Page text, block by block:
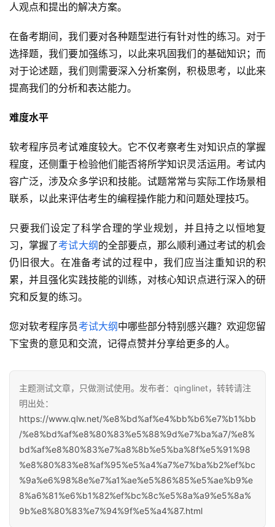
人观点和提出的解决方案。
在备考期间，我们要对各种题型进行有针对性的练习。对于
选择题，我们要加强练习，以此来巩固我们的基础知识；而
对于论述题，我们则需要深入分析案例，积极思考，以此来
提高我们的分析和表达能力。
难度水平
软考程序员考试难度较大。它不仅考察考生对知识点的掌握
程度，还侧重于检验他们能否将所学知识灵活运用。考试内
容广泛，涉及众多学识和技能。试题常常与实际工作场景相
联系，以此来评估考生的编程操作能力和问题处理技巧。
只要我们设定了科学合理的学业规划，并且持之以恒地复
习，掌握了考试大纲的全部要点，那么顺利通过考试的机会
仍旧很大。在准备考试的过程中，我们应当注重知识的积
累，并且强化实践技能的训练，对核心知识点进行深入的研
究和反复的练习。
您对软考程序员考试大纲中哪些部分特别感兴趣？欢迎您留
下宝贵的意见和交流，记得点赞并分享给更多的人。
主题测试文章，只做测试使用。发布者：qinglinet，转转请注
明出处：
https://www.qlw.net/%e8%bd%af%e4%bb%b6%e7%b1%bb
/%e8%bd%af%e8%80%83%e5%88%9d%e7%ba%a7/%e8%
bd%af%e8%80%83%e7%a8%8b%e5%ba%8f%e5%91%98
%e8%80%83%e8%af%95%e5%a4%a7%e7%ba%b2%ef%bc
%9a%e6%98%8e%e7%a1%ae%e5%86%85%e5%ae%b9%e
8%a6%81%e6%b1%82%ef%bc%8c%e5%8a%a9%e5%8a%
9b%e8%80%83%e7%94%9f%e5%a4%87.html